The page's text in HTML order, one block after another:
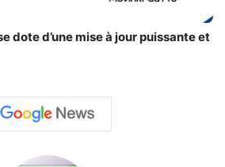
dote d’une mise à jour puissante et